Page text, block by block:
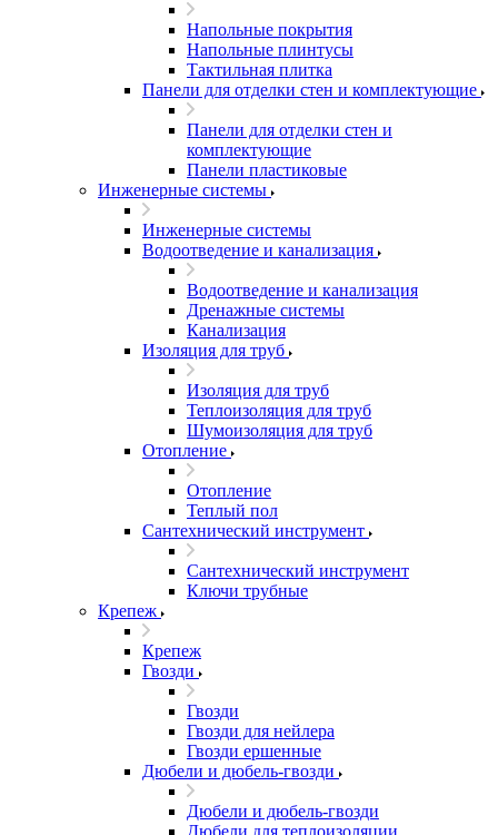
Напольные покрытия
Напольные плинтусы
Тактильная плитка
Панели для отделки стен и комплектующие
Панели для отделки стен и
комплектующие
Панели пластиковые
Инженерные системы
Инженерные системы
Водоотведение и канализация
Водоотведение и канализация
Дренажные системы
Канализация
Изоляция для труб
Изоляция для труб
Теплоизоляция для труб
Шумоизоляция для труб
Отопление
Отопление
Теплый пол
Сантехнический инструмент
Сантехнический инструмент
Ключи трубные
Крепеж
Крепеж
Гвозди
Гвозди
Гвозди для нейлера
Гвозди ершенные
Дюбели и дюбель-гвозди
Дюбели и дюбель-гвозди
Дюбели для теплоизоляции